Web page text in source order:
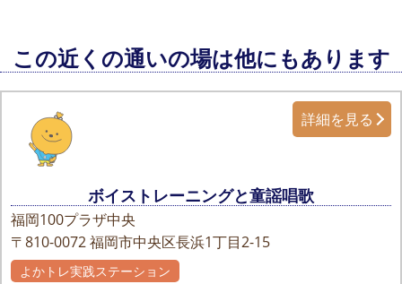
この近くの通いの場は他にもあります
ボイストレーニングと童謡唱歌
福岡100プラザ中央
〒810-0072福岡市中央区長浜1丁目2-15
詳細を見る
よかトレ実践ステーション